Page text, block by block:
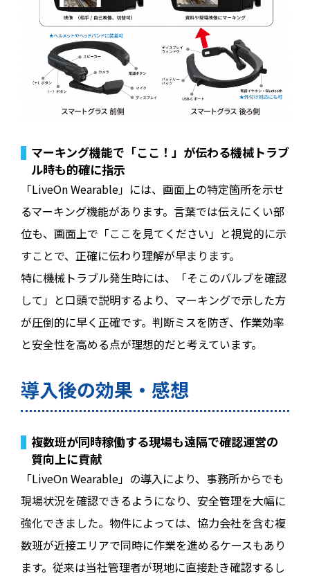
マーキング機能で「ここ！」が伝わる――機械トラブ
ル時も的確に指示
「LiveOn Wearable」には、画面上の特定箇所を示せ
るマーキング機能があります。言葉では伝えにくい部
位も、画面上で「ここを見てください」と視覚的に示
すことで、正確に伝わり理解が早まります。
特に機械トラブル発生時には、「そこのバルブを確認
して」と口頭で説明するより、マーキングで示した方
が圧倒的に早く正確です。判断ミスを防ぎ、作業効率
と安全性を高める点が理想的だと考えています。
導入後の効果・感想
複数班が同時稼働する現場も遠隔で確認――運営の
質向上に貢献
「LiveOn Wearable」の導入により、事務所からでも
現場状況を確認できるようになり、安全管理を大幅に
強化できました。物件によっては、協力会社を含む複
数班が近接エリアで同時に作業を進めるケースもあり
ます。従来は当社管理者が現地に直接赴き確認するし